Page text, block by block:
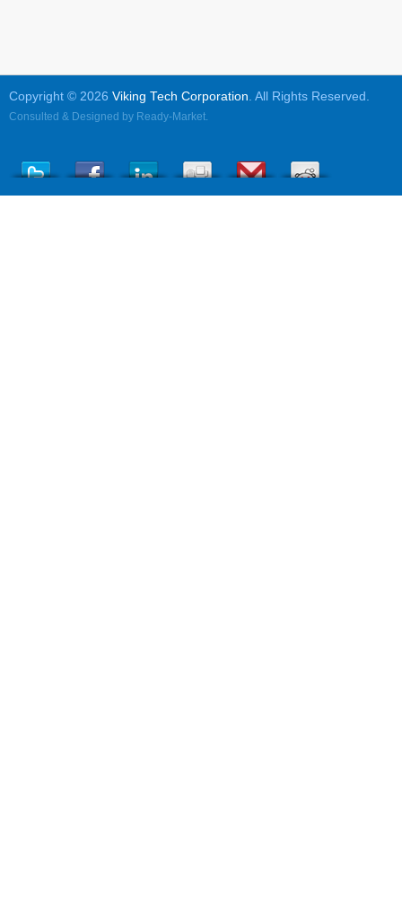
Copyright © 2026 Viking Tech Corporation . All Rights Reserved.
Consulted & Designed by Ready-Market.